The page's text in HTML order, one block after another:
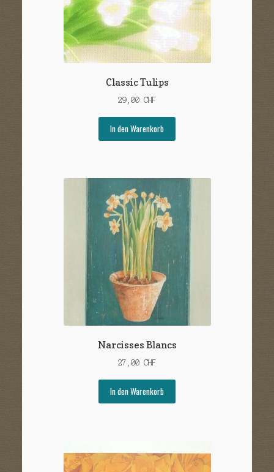
Classic Tulips
29,00 CHF
In den Warenkorb
Narcisses Blancs
27,00 CHF
In den Warenkorb